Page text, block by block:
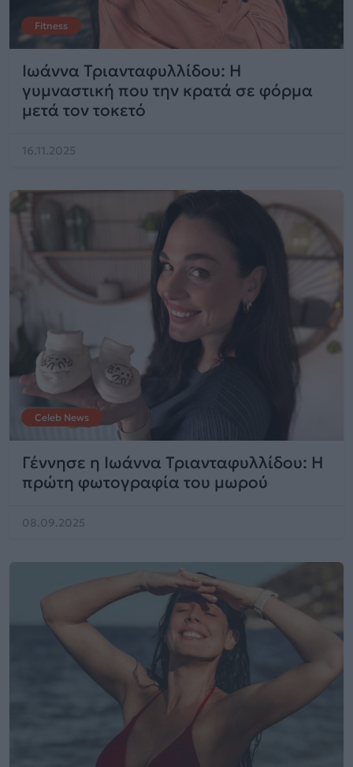
Fitness
Ιωάννα Τριανταφυλλίδου: Η
γυμναστική που την κρατά σε φόρμα
μετά τον τοκετό
16.11.2025
Celeb News
Γέννησε η Ιωάννα Τριανταφυλλίδου: Η
πρώτη φωτογραφία του μωρού
08.09.2025